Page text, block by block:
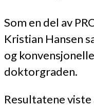
Som en del av
Kristian Hansen
og
doktorgraden.
Resultatene